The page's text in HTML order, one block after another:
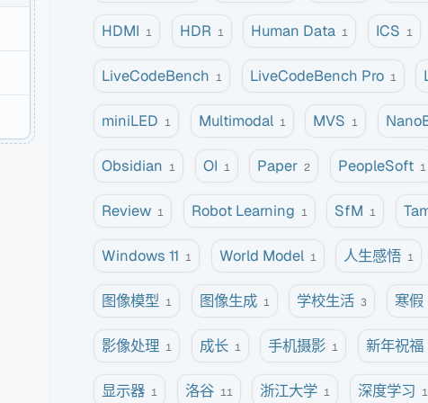
HDMI 1 HDR 1 Human Data 1 ICS 1
LiveCodeBench 1 LiveCodeBench Pro 1
miniLED 1 Multimodal 1 MVS 1
Obsidian 1 OI 1 Paper 2 PeopleSoft 1
Review 1 Robot Learning 1 SfM 1
Windows 11 1 World Model 1 人生感悟 1
图像模型 1 图像生成 1 学校生活 3 寒假
影像处理 1 成长 1 手机摄影 1 新年祝福
显示器 1 洛谷 11 浙江大学 1 深度学习 1